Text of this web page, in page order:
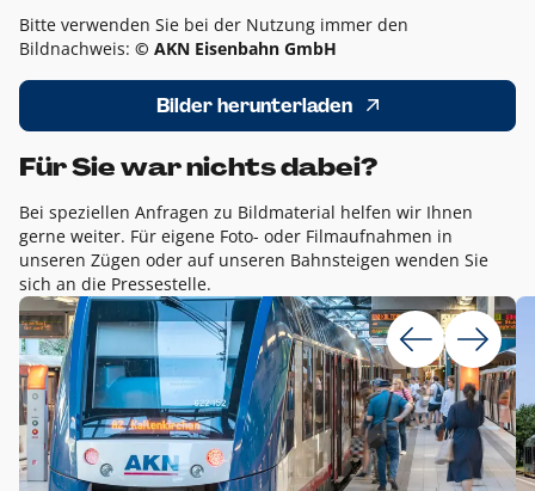
Bitte verwenden Sie bei der Nutzung immer den
Bildnachweis: © AKN Eisenbahn GmbH
Bilder herunterladen
Für Sie war nichts dabei?
Bei speziellen Anfragen zu Bildmaterial helfen wir Ihnen
gerne weiter. Für eigene Foto- oder Filmaufnahmen in
unseren Zügen oder auf unseren Bahnsteigen wenden Sie
sich an die Pressestelle.